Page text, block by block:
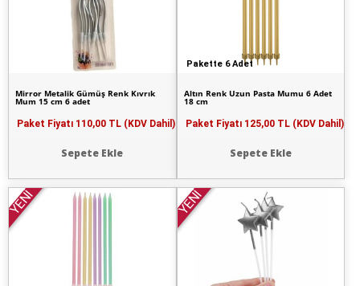
Mirror Metalik Gümüş Renk Kıvrık
Mum 15 cm 6 adet
Paket Fiyatı 110,00 TL (KDV Dahil)
Sepete Ekle
Pakette 6 Adet
Altın Renk Uzun Pasta Mumu 6 Adet
18 cm
Paket Fiyatı 125,00 TL (KDV Dahil)
Sepete Ekle
YENİ YENİ